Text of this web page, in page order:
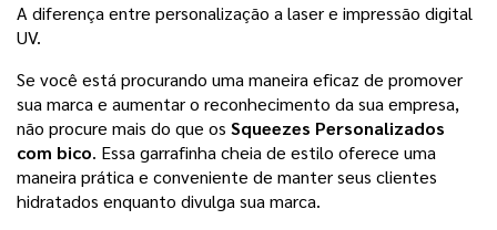
A diferença entre personalização a laser e impressão digital
UV.
Se você está procurando uma maneira eficaz de promover
sua marca e aumentar o reconhecimento da sua empresa,
não procure mais do que os Squeezes Personalizados
com bico. Essa garrafinha cheia de estilo oferece uma
maneira prática e conveniente de manter seus clientes
hidratados enquanto divulga sua marca.